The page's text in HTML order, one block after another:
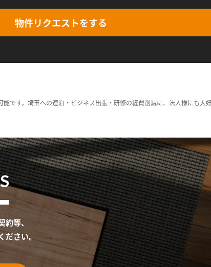
物件リクエストをする
です。埼玉への連泊・ビジネス出張・研修の経費削減に、法人様にも大
等、
さい。